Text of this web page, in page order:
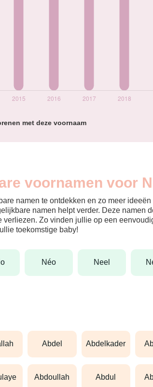
met deze voornaam
voornamen voor
namen te ontdekken en zo meer
namen helpt verder. Deze namen
Zo vinden jullie op een
toekomstige baby!
néo neel
abdel abdelkader
abdoullah abdul